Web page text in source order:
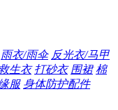
雨衣/雨伞 反光衣/马甲
生衣 打砂衣 围裙 棉
服 身体防护配件